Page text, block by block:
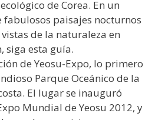
de Corea. En un
paisajes nocturnos
de la naturaleza en
siga esta guía.
de Yeosu-Expo, lo primero
Parque Oceánico de la
El lugar se inauguró
Mundial de Yeosu 2012, y